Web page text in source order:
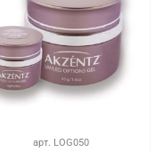
арт. LOG050